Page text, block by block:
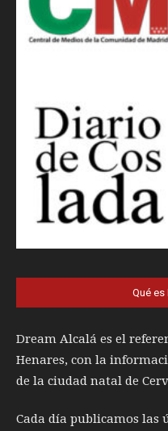
Qué es
Dream Alcalá es el
Henares, con la
de la ciudad natal de
Cada día publicamos las